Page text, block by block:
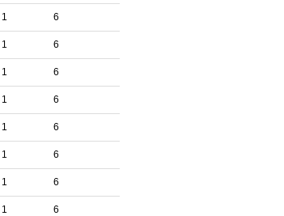
1 6
1 6
1 6
1 6
1 6
1 6
1 6
1 6